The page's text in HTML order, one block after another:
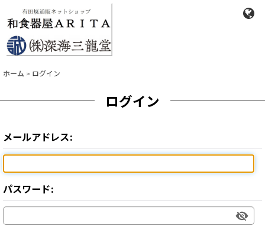
ホーム > ログイン
ログイン
メールアドレス:
パスワード: